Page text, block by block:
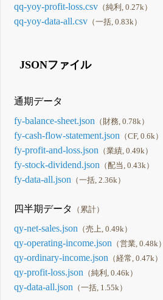
qq-yoy-profit-loss.csv （純利, 0.27k）
qq-yoy-data-all.csv （一括, 0.83k）
JSONファイル
通期データ
fy-balance-sheet.json （財務, 0.78k）
fy-cash-flow-statement.json （CF, 0.6k）
fy-profit-and-loss.json （業績, 0.49k）
fy-stock-dividend.json （配当, 0.43k）
fy-data-all.json （一括, 2.36k）
四半期データ （累計）
qy-net-sales.json （売上, 0.49k）
qy-operating-income.json （営業, 0.48k）
qy-ordinary-income.json （経常, 0.47k）
qy-profit-loss.json （純利, 0.46k）
qy-data-all.json （一括, 1.55k）